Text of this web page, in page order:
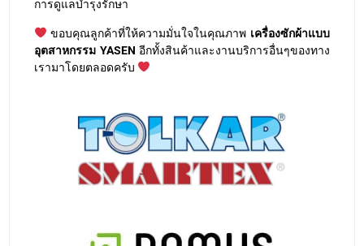
ขอบคุณลูกค้าที่ให้ความมั่นใจในคุณภาพ
อุตสาหกรรม YASENอีกทั้งสินค้าและงานบริการอื่นๆของทาง
เรามาโดยตลอดครับ